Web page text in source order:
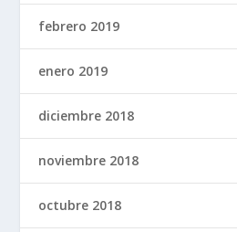
febrero 2019
enero 2019
diciembre 2018
noviembre 2018
octubre 2018